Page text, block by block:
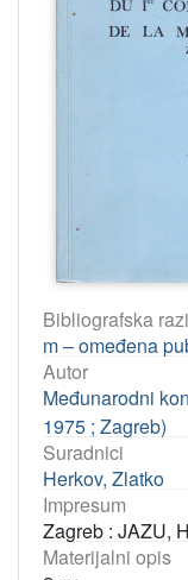
Bibliografska
m – omeđena
Autor
Međunarodni
1975 ; Zagreb)
Suradnici
Herkov, Zlatko
Impresum
Zagreb : JAZU,
Materijalni opis